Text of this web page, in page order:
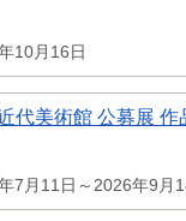
10月16日
代美術館 公募展 作
7月11日～2026年9月